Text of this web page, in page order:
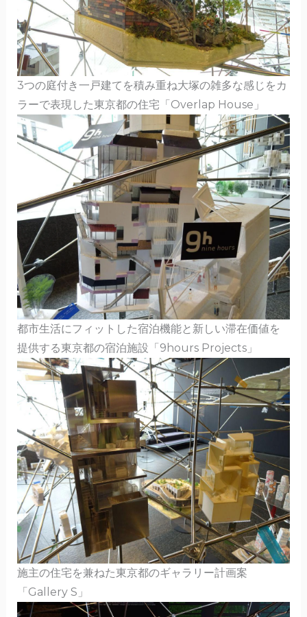
3つの庭付き一戸建てを積み重ね大塚の雑多な感じをカ
ラーで表現した東京都の住宅「Overlap House」
都市生活にフィットした宿泊機能と新しい滞在価値を
提供する東京都の宿泊施設「9hours Projects」
施主の住宅を兼ねた東京都のギャラリー計画案
「Gallery S」